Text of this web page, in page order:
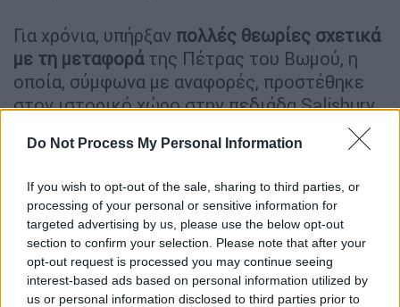
Do Not Process My Personal Information
If you wish to opt-out of the sale, sharing to third parties, or
processing of your personal or sensitive information for
targeted advertising by us, please use the below opt-out
section to confirm your selection. Please note that after your
opt-out request is processed you may continue seeing
interest-based ads based on personal information utilized by
us or personal information disclosed to third parties prior to
Για χρόνια, υπήρξαν πολλές θεωρίες σχετικά
με τη μεταφοράτης Πέτρας του Βωμού, η
οποία, σύμφωνα με αναφορές, προστέθηκε
στον ιστορικό χώρο στην πεδιάδα Salisbury
όπως ανέφερε τοSmithsonian Magazine .
από την Ουαλία, όπως και οι άλλες «μπλε
πέτρες» του μνημείου, όμως η ανάλυση της
χημικής της σύστασης έδειξε ότι
προέρχεται από τηλεκάνη Orcadian της
Σκωτίας- περίπου 724 χιλιόμετρα μακριά.